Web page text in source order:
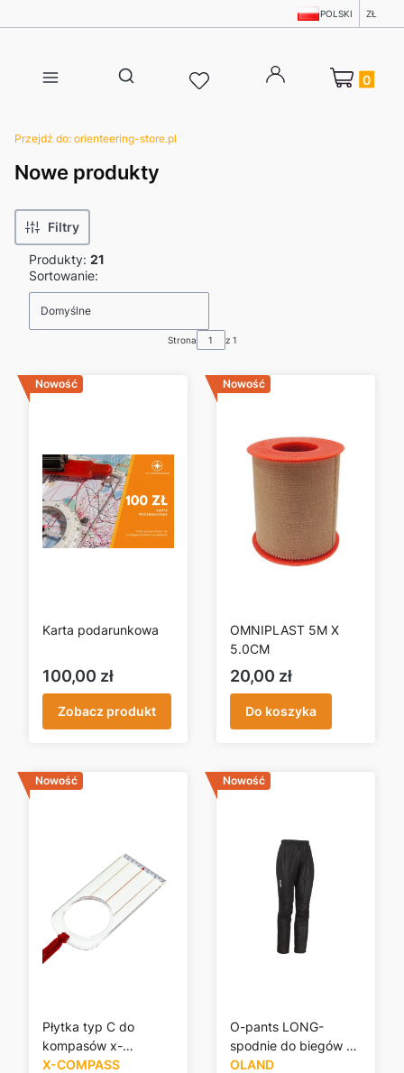
POLSKI ZŁ
Otwórz wyszukiwarkę
Produkty w
Przejdź do: orienteering-store.pl
Nowe produkty
Filtry
Produkty: 21
Lista produktów
Sortowanie:
Domyślne
Strona z 1
Nowość
Karta podarunkowa
Cena
100,00 zł
Zobacz produkt
Nowość
OMNIPLAST 5M X
5.0CM
Cena
20,00 zł
Do koszyka
Nowość
Płytka typ C do
kompasów x-
compass-
X-COMPASS
Nowość
O-pants LONG-
spodnie do biegów na
orientację - czarne
OLAND